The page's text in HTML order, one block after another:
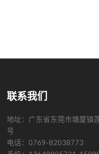
联系我们
地址：广东省东莞市塘厦镇
号
电话：0769-82038773